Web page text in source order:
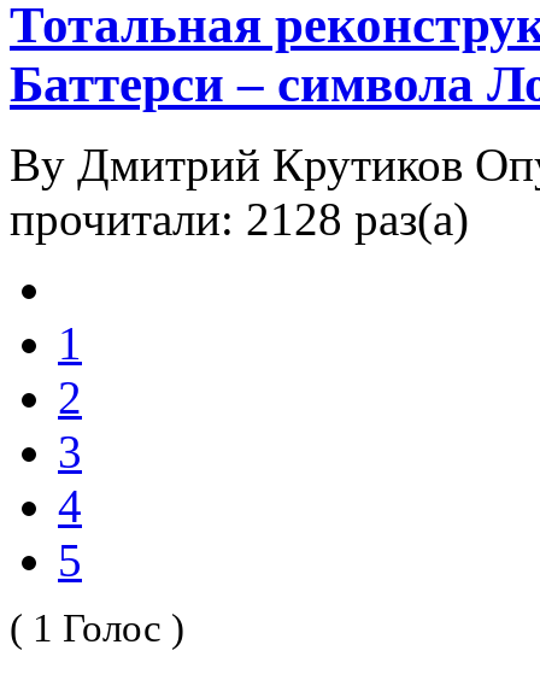
Тотальная
Баттерси – символа
By Дмитрий Крутиков
прочитали: 2128 раз(а)
1
2
3
4
5
( 1 Голос )